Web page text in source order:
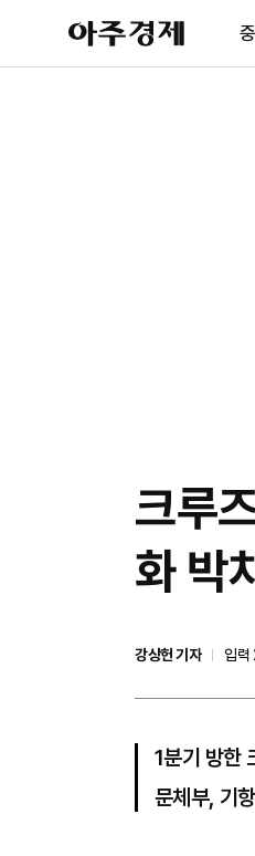
아
주
제
크루
화 박
강상헌 기자
입
1분기 방한
문체부, 기